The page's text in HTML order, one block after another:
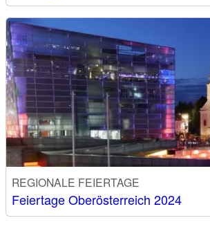
REGIONALE FEIERTAGE
Feiertage Oberösterreich 2024